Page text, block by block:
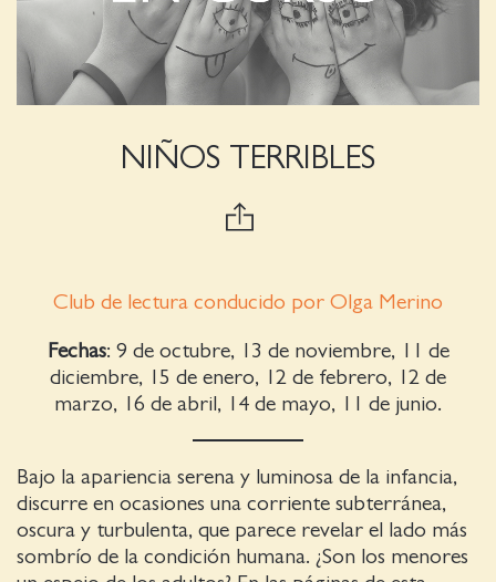
NIÑOS TERRIBLES
Club de lectura conducido por Olga Merino
Fechas: 9 de octubre, 13 de noviembre, 11 de
diciembre, 15 de enero, 12 de febrero, 12 de
marzo, 16 de abril, 14 de mayo, 11 de junio.
Bajo la apariencia serena y luminosa de la infancia,
discurre en ocasiones una corriente subterránea,
oscura y turbulenta, que parece revelar el lado más
sombrío de la condición humana. ¿Son los menores